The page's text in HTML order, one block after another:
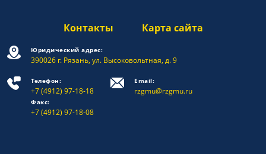
Контакты Карта сайта
Юридический адрес:
390026 г. Рязань, ул. Высоковольтная, д. 9
Телефон:
+7 (4912) 97-18-18
Факс:
+7 (4912) 97-18-08
Email:
rzgmu@rzgmu.ru